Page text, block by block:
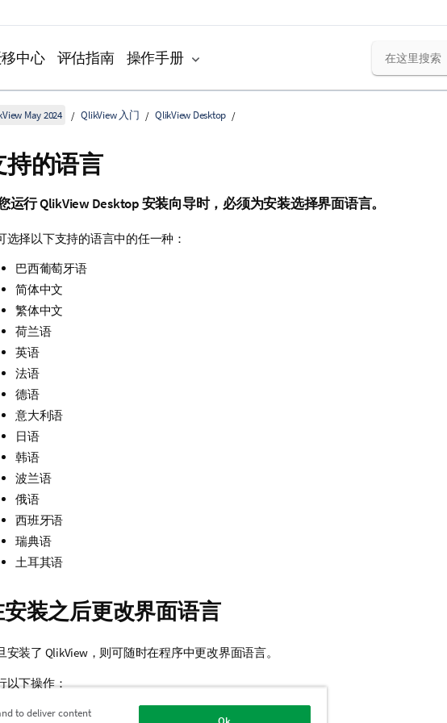
中心 评估指南 操作手册
May 2024 QlikView 入门 QlikView Desktop
持的语言
运行QlikView Desktop安装向导时，必须为安装选择界面语言。
选择以下支持的语言中的任一种：
巴西葡萄牙语
简体中文
繁体中文
荷兰语
英语
法语
德语
意大利语
日语
韩语
波兰语
俄语
西班牙语
瑞典语
土耳其语
装之后更改界面语言
安装了 QlikView，则可随时在程序中更改界面语言。
以下操作：
在屏幕顶部的菜单栏中，单击
to deliver content